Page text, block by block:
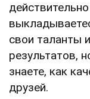
свои таланты
результатов,
знаете, как
друзей.